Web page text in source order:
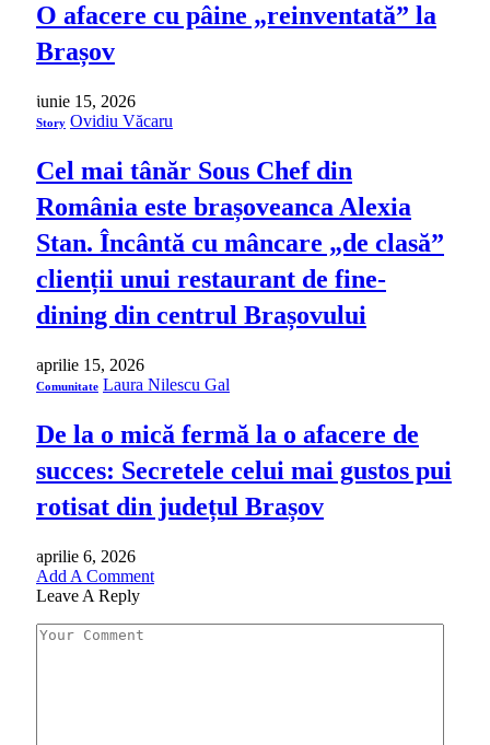
O afacere cu pâine „reinventată” la
Brașov
iunie 15, 2026
Story Ovidiu Văcaru
Cel mai tânăr Sous Chef din
România este brașoveanca Alexia
Stan. Încântă cu mâncare „de clasă”
clienții unui restaurant de fine-
dining din centrul Brașovului
aprilie 15, 2026
Comunitate Laura Nilescu Gal
De la o mică fermă la o afacere de
succes: Secretele celui mai gustos pui
rotisat din județul Brașov
aprilie 6, 2026
Add A Comment
Leave A Reply